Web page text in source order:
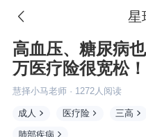
 星
高血压、糖尿病
万医疗险很宽松！
慧择小马老师· 1272人阅读
成人 医疗险 三高
肺部疾病